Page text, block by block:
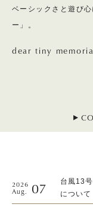
ベーシックさと遊び
ー」。
dear tiny
2026
Aug.
07
台風13
について